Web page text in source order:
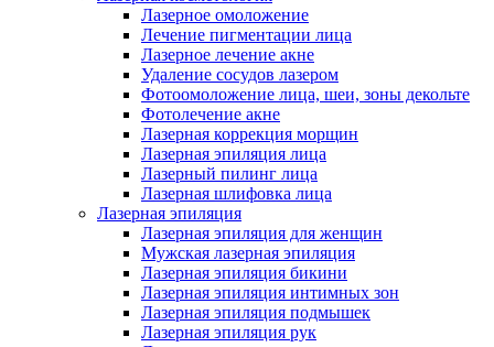
Лазерное омоложение
Лечение пигментации лица
Лазерное лечение акне
Удаление сосудов лазером
Фотоомоложение лица, шеи, зоны декольте
Фотолечение акне
Лазерная коррекция морщин
Лазерная эпиляция лица
Лазерный пилинг лица
Лазерная шлифовка лица
Лазерная эпиляция
Лазерная эпиляция для женщин
Мужская лазерная эпиляция
Лазерная эпиляция бикини
Лазерная эпиляция интимных зон
Лазерная эпиляция подмышек
Лазерная эпиляция рук